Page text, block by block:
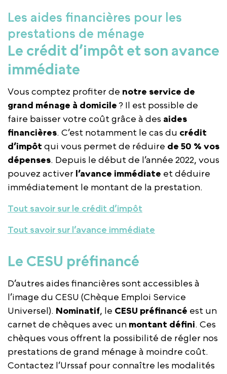
Les aides financières pour les
prestations de ménage
Le crédit d’impôt et son avance
immédiate
Vous comptez profiter de notre service de
grand ménage à domicile ? Il est possible de
faire baisser votre coût grâce à des aides
financières. C’est notamment le cas du crédit
d’impôtqui vous permet de réduire de 50 % vos
dépenses. Depuis le début de l’année 2022, vous
pouvez activer l’avance immédiate et déduire
immédiatement le montant de la prestation.
Tout savoir sur le crédit d’impôt
Tout savoir sur l’avance immédiate
Le CESU préfinancé
D’autres aides financières sont accessibles à
l’image du CESU (Chèque Emploi Service
Universel). Nominatif, le CESU préfinancé est un
carnet de chèques avec un montant défini. Ces
chèques vous offrent la possibilité de régler nos
prestations de grand ménage à moindre coût.
Contactez l’Urssaf pour connaître les modalités